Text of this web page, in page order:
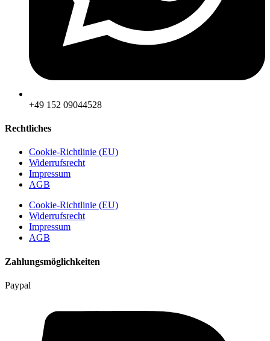
‪+49 152 09044528
Rechtliches
Cookie-Richtlinie (EU)
Widerrufsrecht
Impressum
AGB
Cookie-Richtlinie (EU)
Widerrufsrecht
Impressum
AGB
Zahlungsmöglichkeiten
Paypal